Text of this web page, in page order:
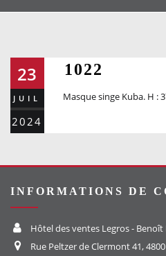
23
JUIL
2024
1022
Masque singe Kuba. H :
INFORMATIONS DE
Hôtel des ventes Legros - Benoît
Rue Peltzer de Clermont 41,